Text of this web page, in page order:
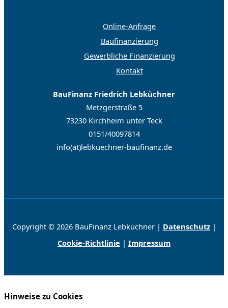
Online-Anfrage
Baufinanzierung
Gewerbliche Finanzierung
Kontakt
BauFinanz Friedrich Lebküchner
Metzgerstraße 5
73230 Kirchheim unter Teck
0151/40097814
info(at)lebkuechner-baufinanz.de
Copyright © 2026 BauFinanz Lebküchner | Datenschutz|
Cookie-Richtlinie | Impressum
Hinweise zu Cookies